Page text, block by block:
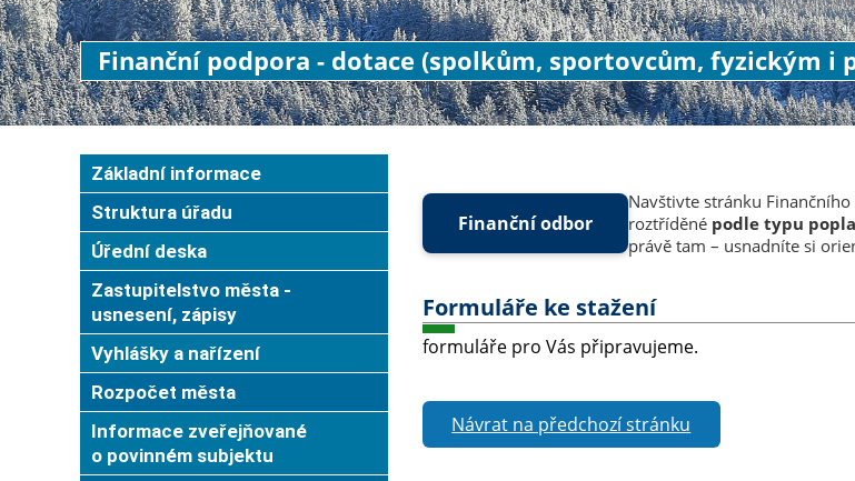
Finanční podpora - dotace (spolkům, sportovcům, fyzickým i
Základní informace
Struktura úřadu
Úřední deska
Zastupitelstvo města -
usnesení, zápisy
Vyhlášky a nařízení
Rozpočet města
Informace zveřejňované
o povinném subjektu
Finanční odbor
Navštivte stránku
roztříděné podle typu
právě tam – usnadníte si
Formuláře ke stažení
formuláře pro Vás připravujeme.
Návrat na předchozí stránku